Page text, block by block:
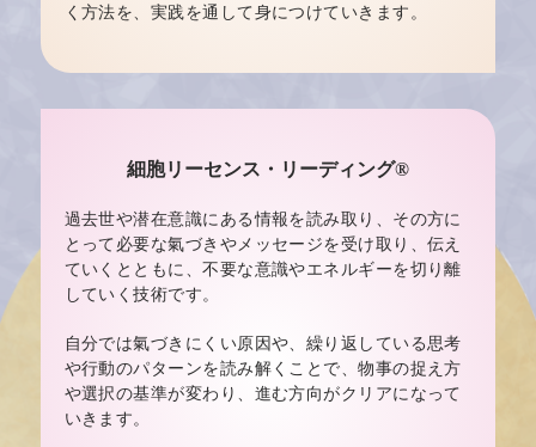
く方法を、 実践を通して身につけていきます。
細胞リーセンス・リーディング®
過去世や潜在意識にある情報を読み取り、 その方に
とって必要な氣づきやメッセージを受け取り、伝え
ていくとともに、不要な意識やエネルギーを切り離
していく技術です。
自分では氣づきにくい原因や、 繰り返している思考
や行動のパターンを読み解くことで、物事の捉え方
や選択の基準が変わり、進む方向がクリアになって
いきます。